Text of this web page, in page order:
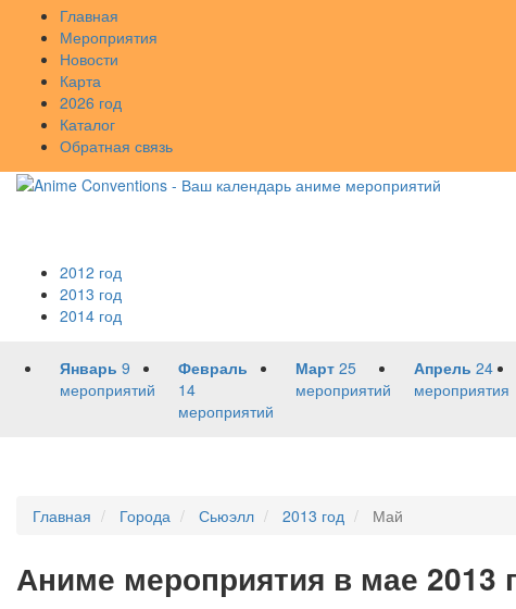
Главная
Мероприятия
Новости
Карта
2026 год
Каталог
Обратная связь
2012 год
2013 год
2014 год
Январь 9
мероприятий
Февраль
14
мероприятий
Март 25
мероприятий
Апрель 24
мероприятия
Главная Города Сьюэлл 2013 год Май
Аниме мероприятия в мае 2013